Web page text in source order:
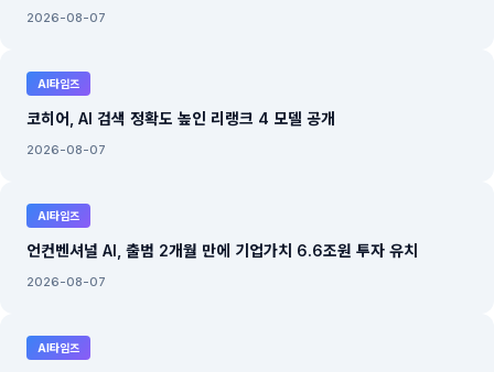
2026-08-07
AI타임즈
코히어, AI 검색 정확도 높인 리랭크 4 모델 공개
2026-08-07
AI타임즈
언컨벤셔널 AI, 출범 2개월 만에 기업가치 6.6조원 투자 유치
2026-08-07
AI타임즈